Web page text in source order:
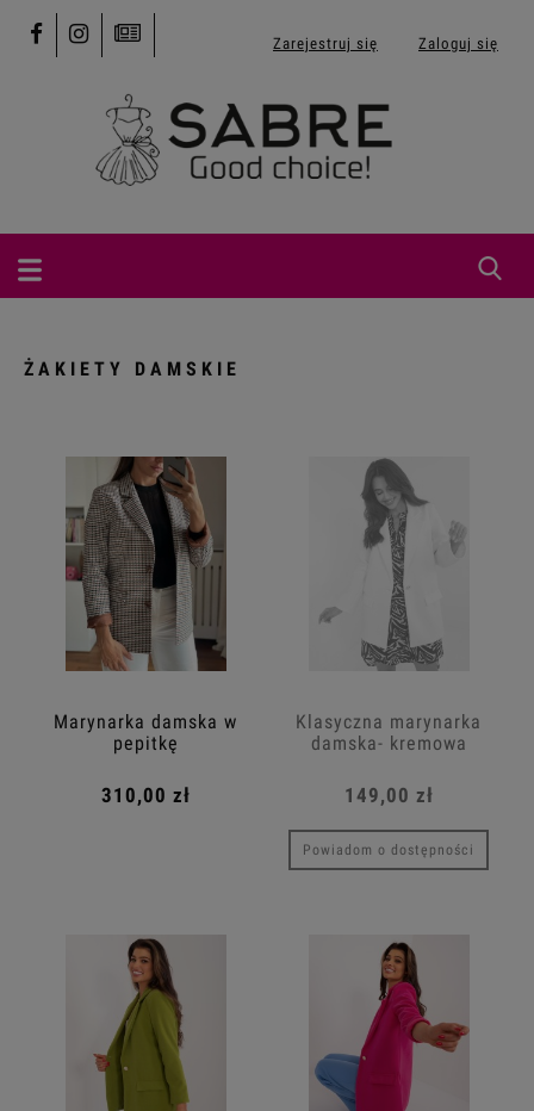
Zarejestruj się Zaloguj się
ŻAKIETY DAMSKIE
Marynarka damska w
pepitkę
310,00 zł
Klasyczna marynarka
damska- kremowa
149,00 zł
Powiadom o dostępności